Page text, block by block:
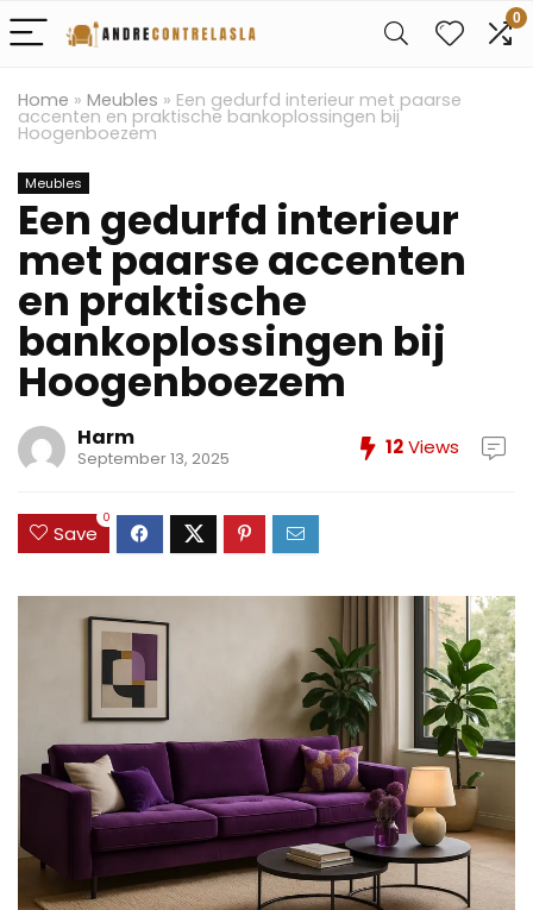
0
Home » Meubles » Een gedurfd interieur met paarse
accenten en praktische bankoplossingen bij
Hoogenboezem
Meubles
Een gedurfd interieur
met paarse accenten
en praktische
bankoplossingen bij
Hoogenboezem
Harm
September 13, 2025 12Views
Save
0